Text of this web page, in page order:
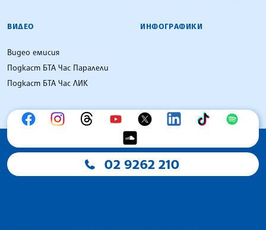
ВИДЕО
Видео емисия
Подкаст БТА Час Паралели
Подкаст БТА Час ЛИК
ИНФОГРАФИКИ
02 9262 210